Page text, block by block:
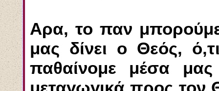
Αρα, το παν
μας δίνει ο Θεός,
παθαίνομε μέσα μας